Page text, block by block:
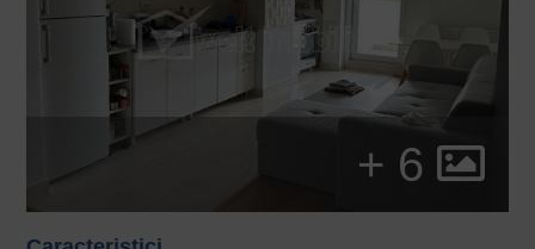
+ 6